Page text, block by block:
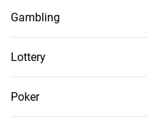
Gambling
Lottery
Poker